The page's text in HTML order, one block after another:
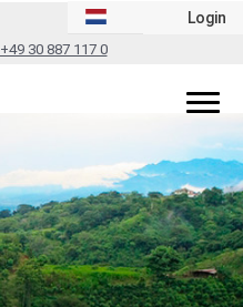
+49 30 887 117 0
Login